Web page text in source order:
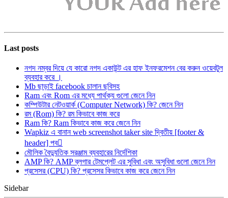
Last posts
নগদ নম্বর দিয়ে যে কারো নগদ একাউন্ট এর হাফ ইনফরমেশন বের করুন ওয়েবটুল
ব্যবহার করে ।
Mb ছাড়াই facebook চালান ছবিসহ
Ram এবং Rom এর মধ্যে পার্থক্য গুলো জেনে নিন
কম্পিউটার নেটওয়ার্ক (Computer Network) কি? জেনে নিন
রম (Rom) কি? রম কিভাবে কাজ করে
Ram কি? Ram কিভাবে কাজ করে জেনে নিন
Wapkiz এ বানান web screenshot taker site দ্বিতীয় [footer &
header] পব
মৌলিক বৈদ্যুতিক সরঞ্জাম ব্যবহারের নির্দেশিকা
AMP কি? AMP ব্লগার টেমপ্লেট এর সুবিধা এবং অসুবিধা গুলো জেনে নিন
প্রসেসর (CPU) কি? প্রসেসর কিভাবে কাজ করে জেনে নিন
Sidebar